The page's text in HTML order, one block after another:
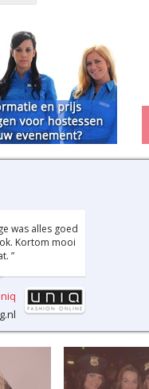
was alles goed
Kortom mooi
”